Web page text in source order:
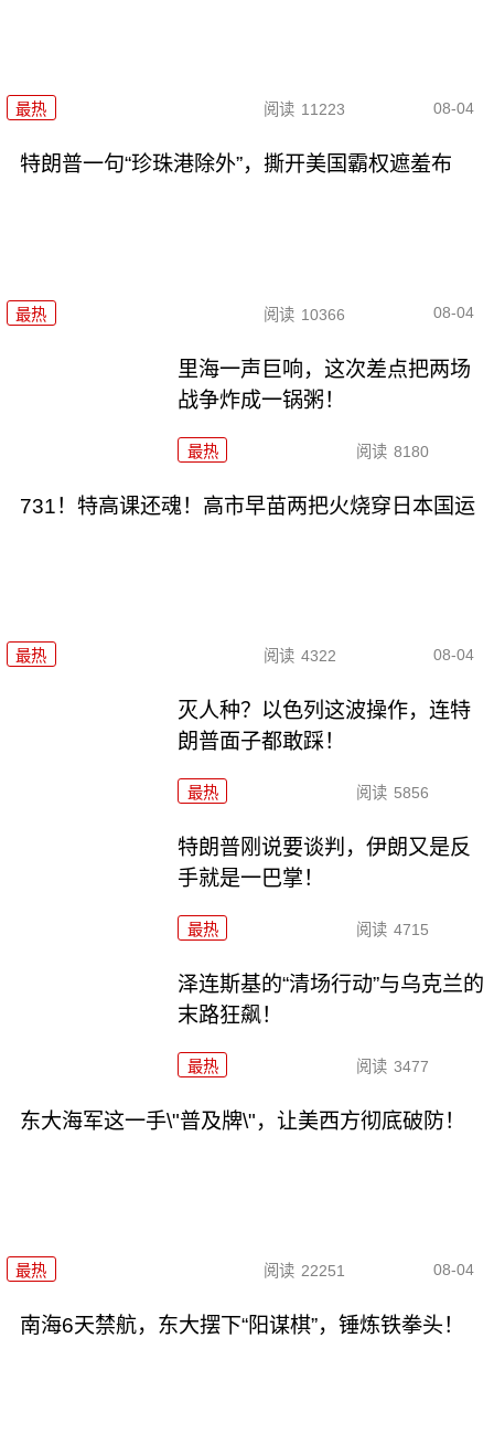
最热 阅读 11223 08-04
特朗普一句“珍珠港除外”，撕开美国霸权遮羞布
最热 阅读 10366 08-04
里海一声巨响，这次差点把两场
战争炸成一锅粥！
最热 阅读 8180
731！特高课还魂！高市早苗两把火烧穿日本国运
最热 阅读 4322 08-04
灭人种？以色列这波操作，连特
朗普面子都敢踩！
最热 阅读 5856
特朗普刚说要谈判，伊朗又是反
手就是一巴掌！
最热 阅读 4715
泽连斯基的“清场行动”与乌克兰的
末路狂飙！
最热 阅读 3477
东大海军这一手\"普及牌\"，让美西方彻底破防！
最热 阅读 22251 08-04
南海6天禁航，东大摆下“阳谋棋”，锤炼铁拳头！